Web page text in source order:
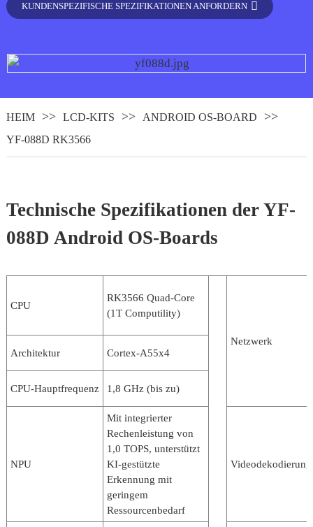
KUNDENSPEZIFISCHE SPEZIFIKATIONEN ANFORDERN
HEIM LCD-KITS
ANDROID OS-BOARD
YF-088D RK3566
Technische Spezifikationen der YF-
088D Android OS-Boards
CPU
RK3566 Quad-Core
(1T Computility)
Netzwerk
Architektur
Cortex-A55x4
CPU-Hauptfrequenz 1,8 GHz (bis zu)
NPU
Mit integrierter
Rechenleistung von
1,0 TOPS, unterstützt
KI-gestützte
Erkennung mit
geringem
Ressourcenbedarf
Videodekodierung